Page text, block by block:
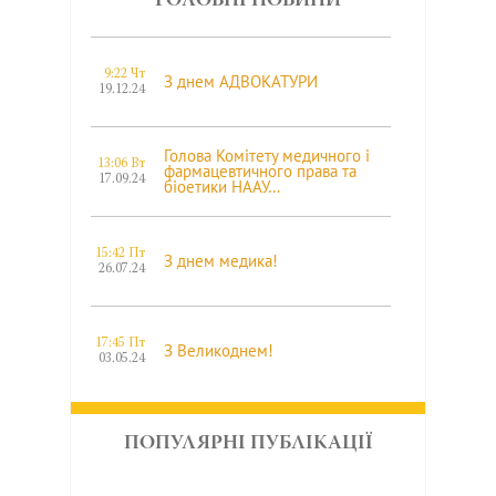
9:22 Чт
19.12.24
З днем АДВОКАТУРИ
13:06 Вт
17.09.24
Голова Комітету медичного і
фармацевтичного права та
біоетики НААУ…
15:42 Пт
26.07.24
З днем медика!
17:45 Пт
03.05.24
З Великоднем!
18:07 Пт
22.12.23
З Різдвом Христовим та Новим
роком!
ПОПУЛЯРНІ ПУБЛІКАЦІЇ